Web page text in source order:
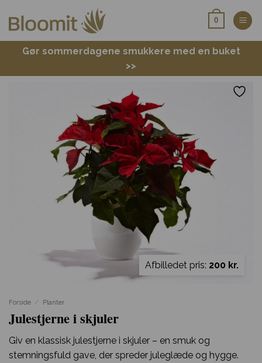
0
Gør sommerdagene smukkere med en buket
>>
Afbilledet pris: 200 kr.
Forside / Planter
Julestjerne i skjuler
Giv en klassisk julestjerne i skjuler – en smuk og
stemningsfuld gave, der spreder juleglæde og hygge.